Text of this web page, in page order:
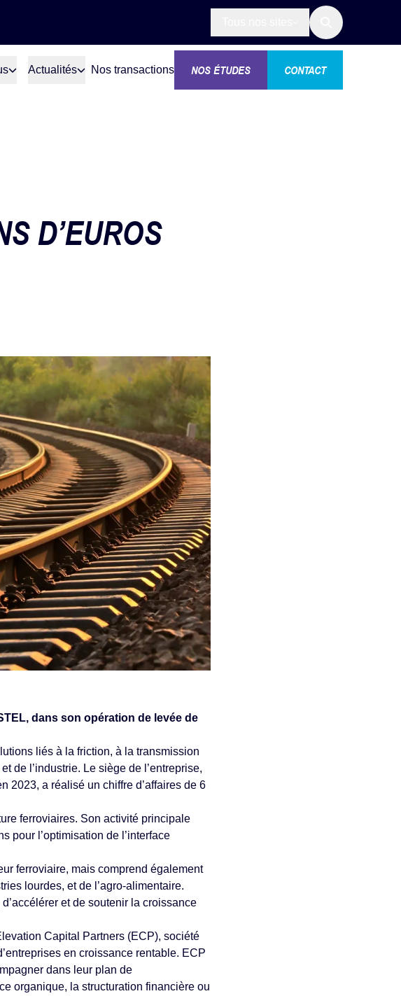
Actualités Nos transactions NOS ÉTUDES CONTACT
D’EUROS
dans son opération de levée de
liés à la friction, à la transmission
de l’industrie. Le siège de l’entreprise,
2023, a réalisé un chiffre d’affaires de 6
ferroviaires. Son activité principale
pour l’optimisation de l’interface
ferroviaire, mais comprend également
lourdes, et de l’agro-alimentaire.
et de soutenir la croissance
Capital Partners (ECP), société
en croissance rentable. ECP
dans leur plan de
organique, la structuration financière ou